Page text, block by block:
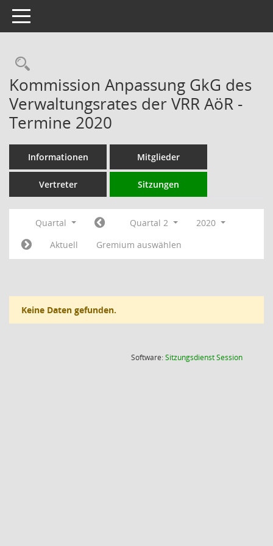
Toggle navigation
Rechercheauswahl
Kommission Anpassung GkG des
Verwaltungsrates der VRR AöR -
Termine 2020
Informationen Mitglieder
Vertreter Sitzungen
Quartal Quartal 2
2020
Aktuell
Gremium auswählen
Keine Daten gefunden.
Software:SitzungsdienstSession(Wird in